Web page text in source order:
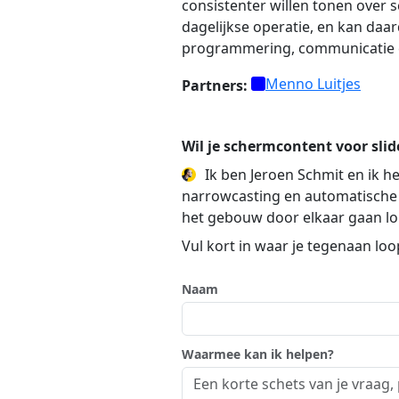
consistenter willen tonen over
dagelijkse operatie, en kan
programmering,
Partners:
Menno Luitjes
Wil je schermcontent voor
Ik ben Jeroen Schmit en ik
narrowcasting en
het gebouw door elkaar gaan
Vul kort in waar je tegenaan
Naam
Waarmee kan ik helpen?